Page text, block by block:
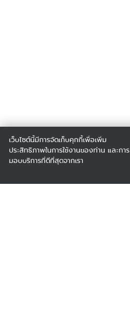
เว็บไซต์นี้มีการจัดเก็บคุกกี้เพื่อเพิ่ม
ประสิทธิภาพในการใช้งานของท่าน และการ
มอบบริการที่ดีที่สุดจากเรา